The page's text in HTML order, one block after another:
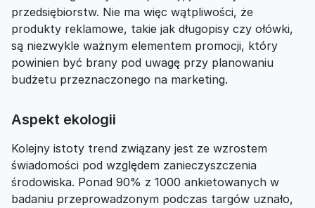
przedsiębiorstw. Nie ma więc wątpliwości, że
produkty reklamowe, takie jak długopisy czy ołówki,
są niezwykle ważnym elementem promocji, który
powinien być brany pod uwagę przy planowaniu
budżetu przeznaczonego na marketing.
Aspekt ekologii
Kolejny istoty trend związany jest ze wzrostem
świadomości pod względem zanieczyszczenia
środowiska. Ponad 90% z 1000 ankietowanych w
badaniu przeprowadzonym podczas targów uznało,